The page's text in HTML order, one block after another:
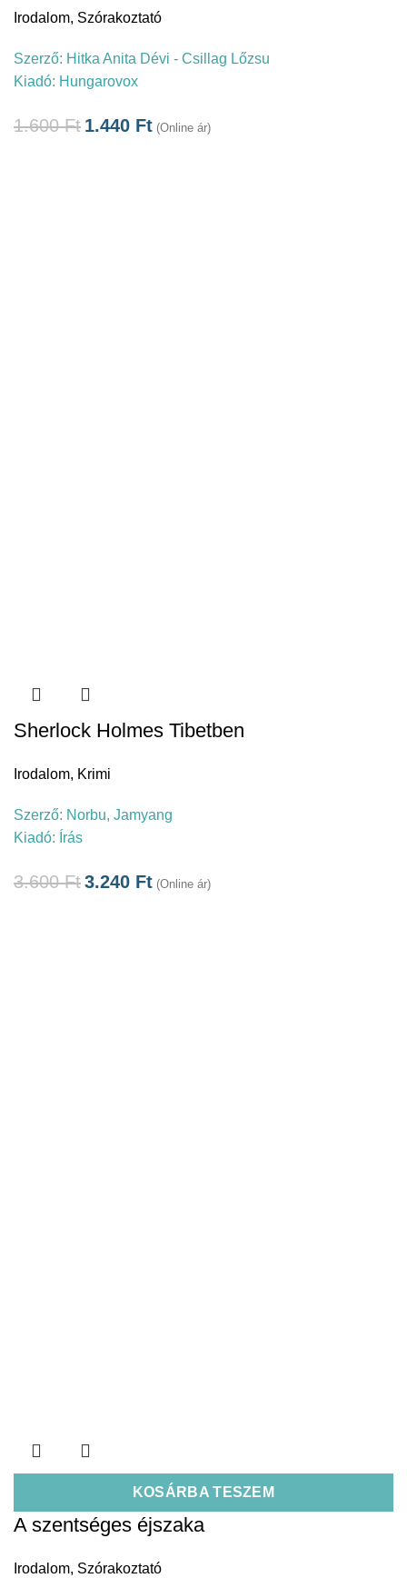
Irodalom, Szórakoztató
Szerző: Hitka Anita Dévi - Csillag Lőzsu
Kiadó: Hungarovox
1.600Ft 1.440 Ft (Online ár)
Sherlock Holmes Tibetben
Irodalom, Krimi
Szerző: Norbu, Jamyang
Kiadó: Írás
3.600Ft3.240 Ft (Online ár)
KOSÁRBA TESZEM
A szentséges éjszaka
Irodalom, Szórakoztató